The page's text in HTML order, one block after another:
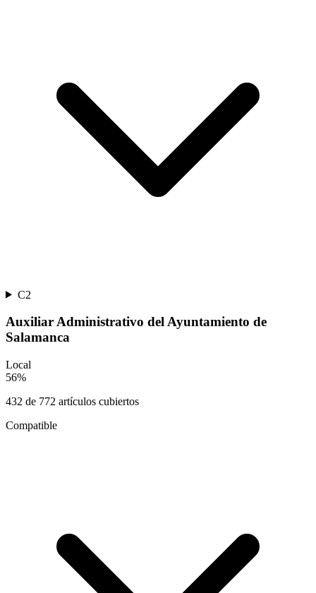
C2
Auxiliar Administrativo del Ayuntamiento de
Salamanca
Local
56%
432 de 772 artículos cubiertos
Compatible